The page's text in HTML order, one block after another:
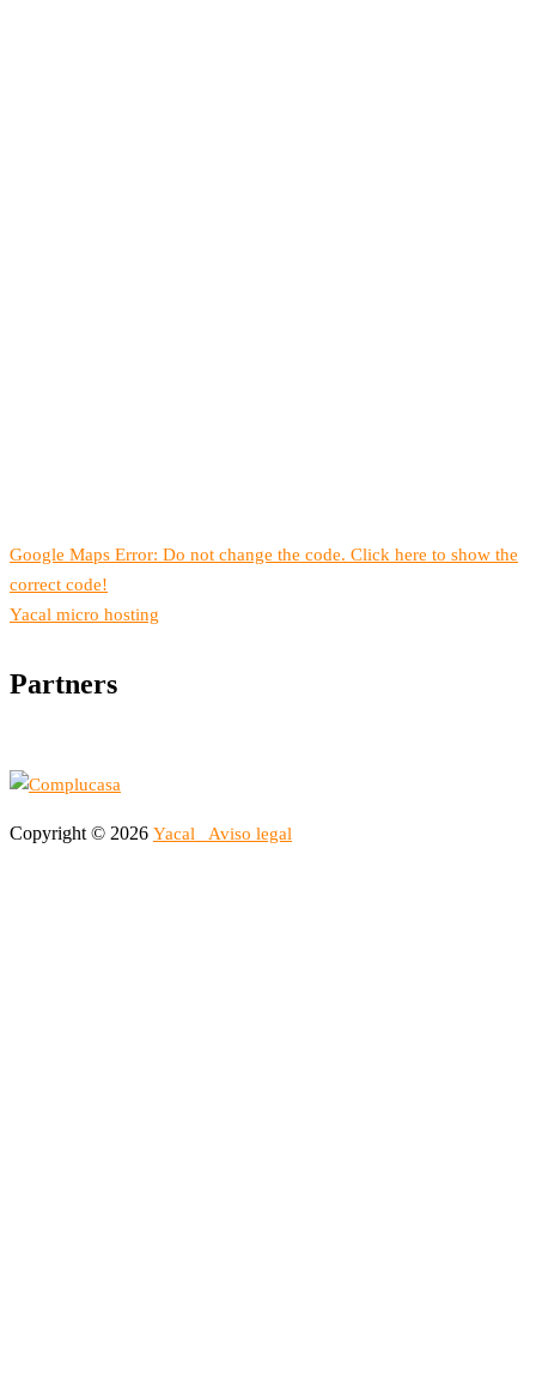
Google Maps Error: Do not change the code. Click here to show the
correct code!
Yacal micro hosting
Partners
Copyright © 2026 Yacal Aviso legal